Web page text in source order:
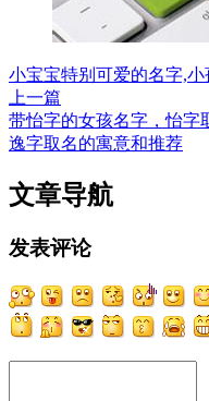
小宝宝特别可爱的名字,
上一篇
带怡字的女孩名字，怡字
逸字取名的寓意和推荐
文章导航
发表评论